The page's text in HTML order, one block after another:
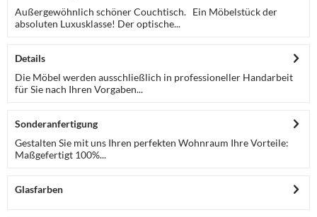
Außergewöhnlich schöner Couchtisch. Ein Möbelstück der
absoluten Luxusklasse! Der optische...
Details
Die Möbel werden ausschließlich in professioneller Handarbeit
für Sie nach Ihren Vorgaben...
Sonderanfertigung
Gestalten Sie mit uns Ihren perfekten Wohnraum Ihre Vorteile:
Maßgefertigt 100%...
Glasfarben